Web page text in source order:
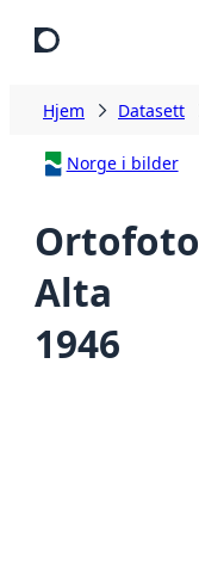
Hjem Datasett
Norge i bilder
Ortofoto
Alta
1946